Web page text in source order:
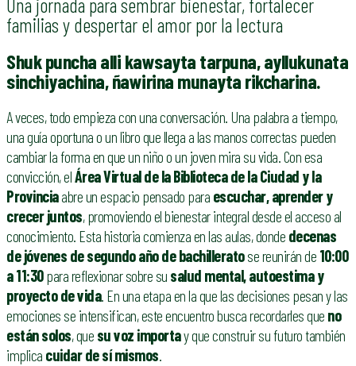
familias y despertar el amor por la lectura
Shuk puncha alli kawsayta tarpuna, ayllukunata
sinchiyachina, ñawirina munayta rikcharina.
A veces, todo empieza con una conversación. Una palabra a tiempo,
una guía oportuna o un libro que llega a las manos correctas pueden
cambiar la forma en que un niño o un joven mira su vida. Con esa
convicción, elÁrea Virtual de la Biblioteca de la Ciudad y la
Provinciaabre un espacio pensado para escuchar, aprender y
crecer juntos, promoviendo el bienestar integral desde el acceso al
conocimiento. Esta historia comienza en las aulas, donde decenas
de jóvenes de segundo año de bachilleratose reunirán de 10:00
a 11:30para reflexionar sobre su salud mental, autoestima y
proyecto de vida. En una etapa en la que las decisiones pesan y las
emociones se intensifican, este encuentro busca recordarles que no
están solos, que su voz importay que construir su futuro también
implica cuidar de sí mismos.